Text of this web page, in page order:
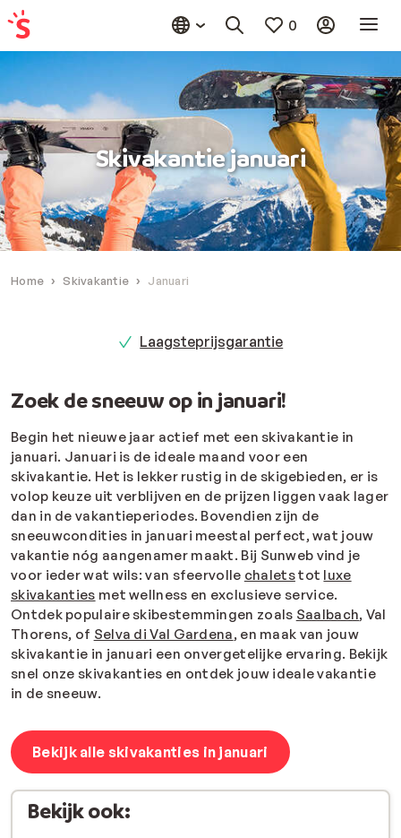
0
Skivakantie januari
Home Skivakantie Januari
Laagsteprijsgarantie
Zoek de sneeuw op in januari!
Begin het nieuwe jaar actief met een skivakantie in
januari. Januari is de ideale maand voor een
skivakantie. Het is lekker rustig in de skigebieden, er is
volop keuze uit verblijven en de prijzen liggen vaak lager
dan in de vakantieperiodes. Bovendien zijn de
sneeuwcondities in januari meestal perfect, wat jouw
vakantie nóg aangenamer maakt. Bij Sunweb vind je
voor ieder wat wils: van sfeervolle chaletstot luxe
skivakanties met wellness en exclusieve service.
Ontdek populaire skibestemmingen zoals Saalbach, Val
Thorens, of Selva di Val Gardena, en maak van jouw
skivakantie in januari een onvergetelijke ervaring. Bekijk
snel onze skivakanties en ontdek jouw ideale vakantie
in de sneeuw.
Bekijk alle skivakanties in januari
Bekijk ook: